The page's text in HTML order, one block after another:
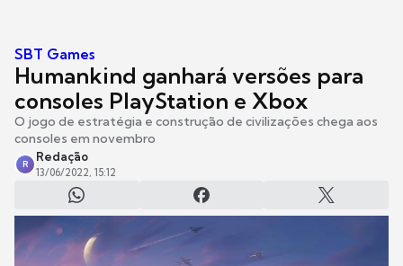
SBT Games
Humankind ganhará versões para
consoles PlayStation e Xbox
O jogo de estratégia e construção de civilizações chega aos
consoles em novembro
R
Redação
13/06/2022, 15:12